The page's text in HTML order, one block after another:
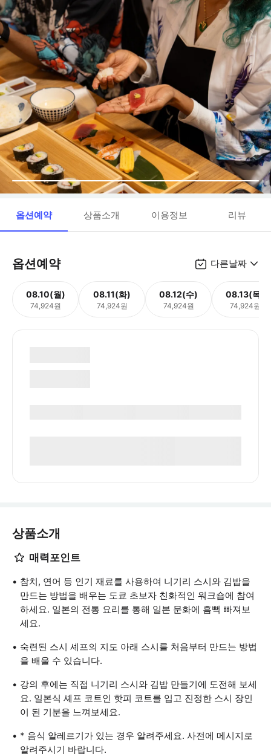
옵션예약 상품소개 이용정보 리뷰
옵션예약 다른날짜
08.10(월)
74,924원
08.11(화)
74,924원
08.12(수)
74,924원
08.13(목)
74,924원
상품소개
매력포인트
참치, 연어 등 인기 재료를 사용하여 니기리 스시와 김밥을
만드는 방법을 배우는 도쿄 초보자 친화적인 워크숍에 참여
하세요. 일본의 전통 요리를 통해 일본 문화에 흠뻑 빠져보
세요.
숙련된 스시 셰프의 지도 아래 스시를 처음부터 만드는 방법
을 배울 수 있습니다.
강의 후에는 직접 니기리 스시와 김밥 만들기에 도전해 보세
요. 일본식 셰프 코트인 핫피 코트를 입고 진정한 스시 장인
이 된 기분을 느껴보세요.
* 음식 알레르기가 있는 경우 알려주세요. 사전에 메시지로
알려주시기 바랍니다.